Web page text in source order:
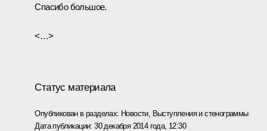
Спасибо большое.
<…>
Статус материала
Опубликован в разделах: Новости, Выступления и стенограммы
Дата публикации:30 декабря 2014 года, 12:30